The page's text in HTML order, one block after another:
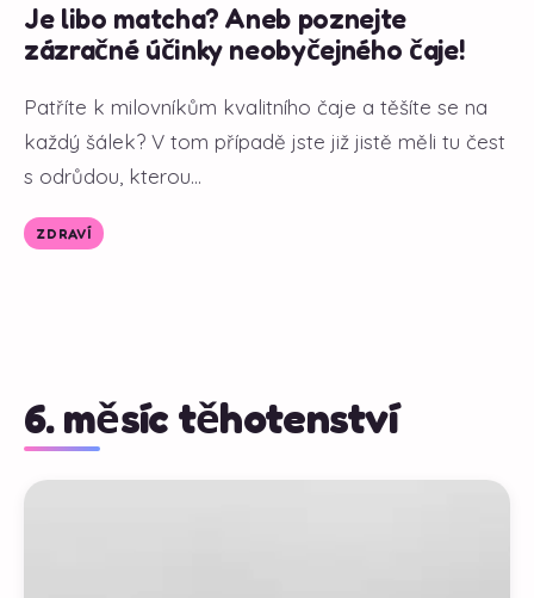
Je libo matcha? Aneb poznejte
zázračné účinky neobyčejného čaje!
Patříte k milovníkům kvalitního čaje a těšíte se na
každý šálek? V tom případě jste již jistě měli tu čest
s odrůdou, kterou...
ZDRAVÍ
6. měsíc těhotenství